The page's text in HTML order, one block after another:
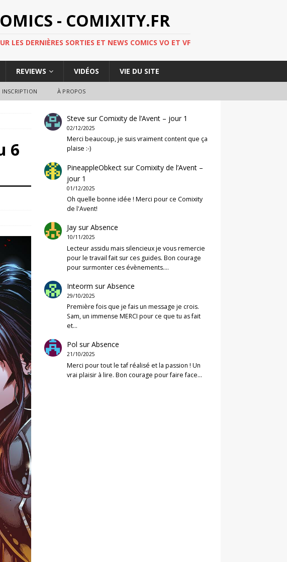
- COMIXITY.FR
LES DERNIÈRES SORTIES ET NEWS COMICS VO ET VF
REVIEWS VIDÉOS VIE DU SITE
INSCRIPTION À PROPOS
6
Steve surComixity de l’Avent – jour 1
02/12/2025
Merci beaucoup, je suis vraiment content que ça
plaise :-)
PineappleObkect surComixity de l’Avent –
jour 1
01/12/2025
Oh quelle bonne idée ! Merci pour ce Comixity
de l'Avent!
Jay surAbsence
10/11/2025
Lecteur assidu mais silencieux je vous remercie
pour le travail fait sur ces guides. Bon courage
pour surmonter ces évènements.…
Inteorm surAbsence
29/10/2025
Première fois que je fais un message je crois.
Sam, un immense MERCI pour ce que tu as fait
et…
Pol surAbsence
21/10/2025
Merci pour tout le taf réalisé et la passion ! Un
vrai plaisir à lire. Bon courage pour faire face…